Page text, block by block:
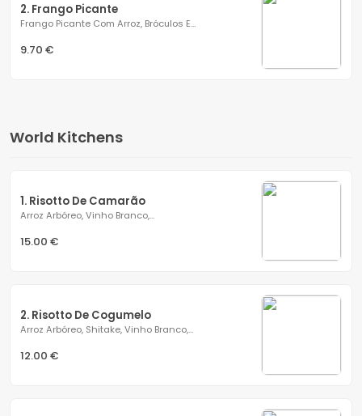
2. Frango Picante
Frango Picante Com Arroz, Bróculos E...
9.70 €
World Kitchens
1. Risotto De Camarão
Arroz Arbóreo, Vinho Branco,...
15.00 €
2. Risotto De Cogumelo
Arroz Arbóreo, Shitake, Vinho Branco,...
12.00 €